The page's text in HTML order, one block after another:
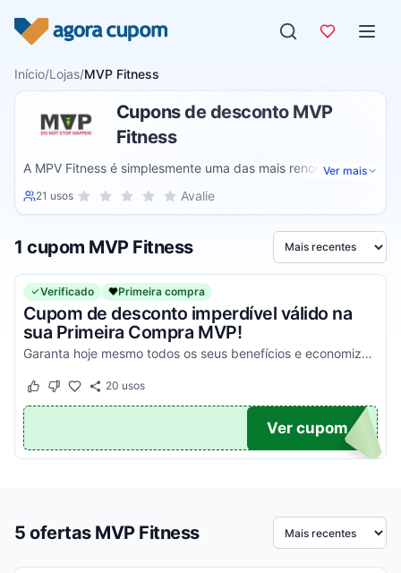
Início/Lojas/MVP Fitness
Cupons de desconto MVP
Fitness
A MPV Fitness é simplesmente uma das mais renomadas e
conceituadas empresas no ramo de calçados fitness e para
segurança durante todos os seus treinos, algo que pode ser
facilmente conseguido a partir do uso de seus milhares de
modelos de calçados.
Ver mais
21 usosSua nota para MVP Fitness, de 1 a 5 estrelas
5 estrelas
4 estrelas
3 estrelas
2 estrelas
1 estrela Avalie
1 cupom MVP Fitness Ordenar por
Verificado Primeira compra
Cupom de desconto imperdível válido na
sua Primeira Compra MVP!
Garanta hoje mesmo todos os seus benefícios e economize com facilidade nas suas compras online!
Este cupom funcionou
Este cupom não funcionou
20 usos
TICO
Ver cupom
5 ofertas MVP Fitness Ordenar por